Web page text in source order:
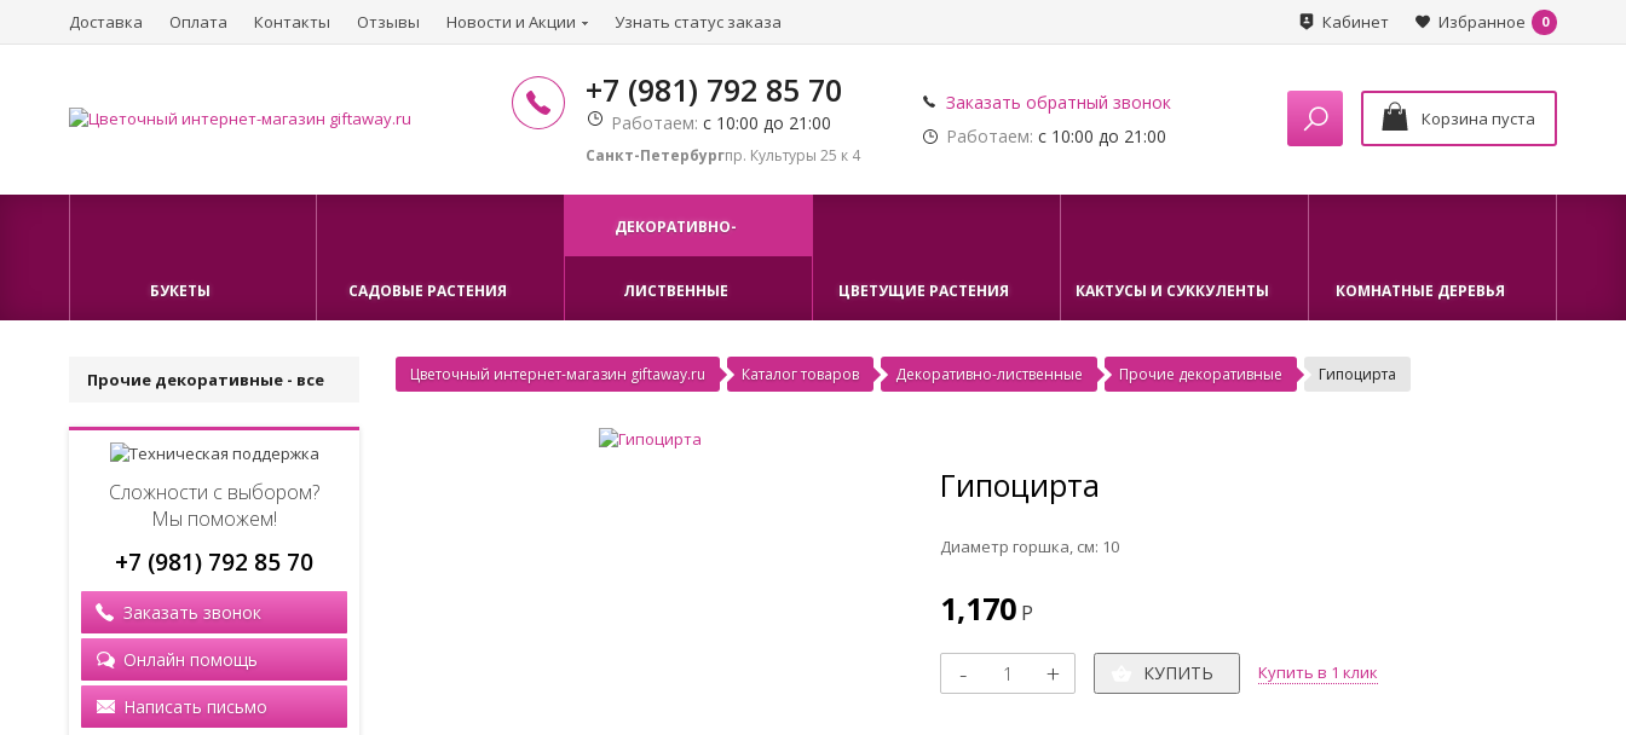
Доставка Оплата Контакты Отзывы Новости и Акции Узнать статус заказа Избранное 0
Кабинет
+7 (981) 792 85 70
Работаем: с 10:00 до 21:00
Санкт-Петербургпр. Культуры 25 к 4
Заказать обратный звонок
Работаем: с 10:00 до 21:00
Корзина пуста
БУКЕТЫ САДОВЫЕ РАСТЕНИЯ
ДЕКОРАТИВНО-
ЛИСТВЕННЫЕ ЦВЕТУЩИЕ РАСТЕНИЯ КАКТУСЫ И СУККУЛЕНТЫ КОМНАТНЫЕ ДЕРЕВЬЯ
Прочие декоративные - все
Сложности с выбором?
Мы поможем!
+7 (981) 792 85 70
Заказать звонок
Онлайн помощь
Написать письмо
Цветочный интернет-магазин giftaway.ru Каталог товаров Декоративно-лиственные Прочие декоративные Гипоцирта
Гипоцирта
Диаметр горшка, см: 10
1,170 Р
КУПИТЬ Купить в 1 клик